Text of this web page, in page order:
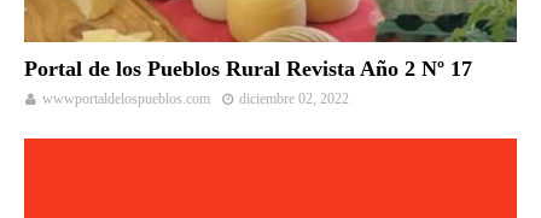
Portal de los Pueblos Rural Revista Año 2 Nº 17
wwwportaldelospueblos.com diciembre 02, 2022